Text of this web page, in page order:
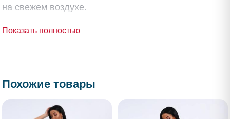
на свежем воздухе.
Показать полностью
Похожие товары